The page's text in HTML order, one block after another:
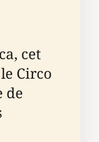
cet
Circo
de